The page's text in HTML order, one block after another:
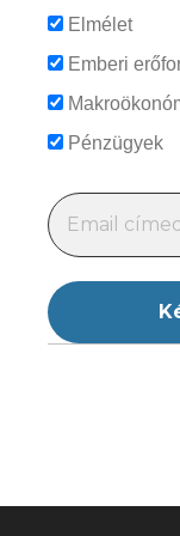
Elmélet
Emberi
Pénzügyek